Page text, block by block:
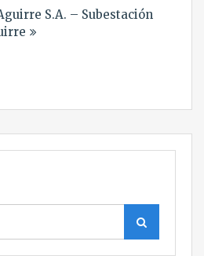
S.A. – Subestación
Buscar